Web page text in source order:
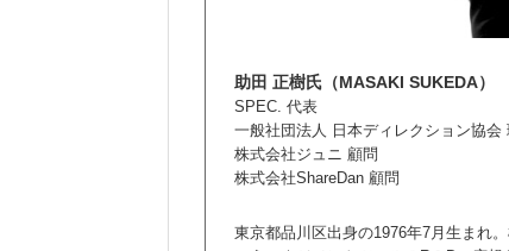
助田 正樹氏（MASAKI SUKEDA）
SPEC. 代表
一般社団法人 日本ディレクション協会
株式会社ジュニ 顧問
株式会社ShareDan 顧問
東京都品川区出身の1976年7月生まれ